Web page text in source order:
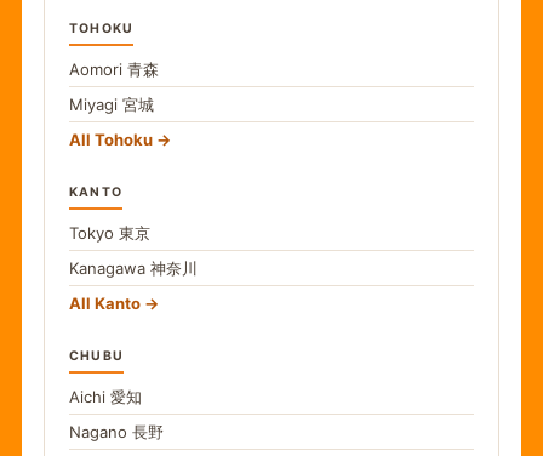
TOHOKU
Aomori 青森
Miyagi 宮城
All Tohoku
KANTO
Tokyo 東京
Kanagawa 神奈川
All Kanto
CHUBU
Aichi 愛知
Nagano 長野